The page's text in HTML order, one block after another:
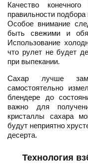
Качество
правильности
Особое внимание
быть свежими и
Использование
что рулет не будет
при выпекании.
Сахар лучше
самостоятельно
блендере до
важно для
кристаллы сахара
будут неприятно
десерта.
Технология